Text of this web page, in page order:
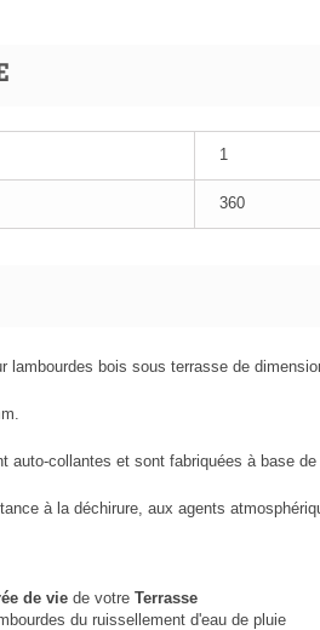
1
360
lambourdes bois sous terrasse de
auto-collantes et sont fabriquées à base
à la déchirure, aux agents
de vie de votre Terrasse
du ruissellement d'eau de pluie